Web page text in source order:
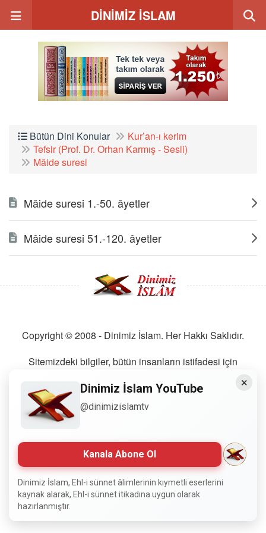
DİNİMİZ İSLAM
Bütün Dini Konular
Kur’an-ı kerim
Tefsir (Prof. Dr. Orhan Karmış - Sesli)
Mâide suresi
Mâide suresi 1.-50. âyetler
Mâide suresi 51.-120. âyetler
Copyright © 2008 - Dinimiz İslam. Her Hakkı Saklıdır.
Sitemizdeki bilgiler, bütün insanların istifadesi için
almaya gerek kalmadan, herkes istediği gibi alıp istifade
edebilir.
×
Dinimiz İslam YouTube
@dinimizislamtv
Kanala Abone Ol
Dinimiz İslam, Ehl-i sünnet âlimlerinin kıymetli eserlerini
kaynak alarak, Ehl-i sünnet itikadına uygun olarak
hazırlanmıştır.